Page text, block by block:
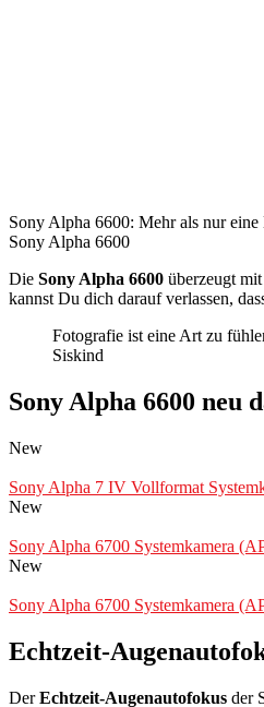
Sony Alpha 6600: Mehr als nur eine
Sony Alpha 6600
Die Sony Alpha 6600 überzeugt
kannst Du dich darauf verlassen,
Fotografie ist eine Art zu
Siskind
Sony Alpha 6600 neu
New
Sony Alpha 7 IV Vollformat
New
Sony Alpha 6700 Systemkamera
New
Sony Alpha 6700 Systemkamera
Echtzeit-
DerEchtzeit-Augenautofokus der